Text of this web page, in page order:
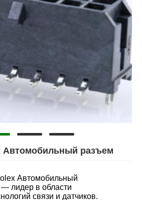
Автомобильный разъем
Автомобильный
лидер в области
связи и датчиков.